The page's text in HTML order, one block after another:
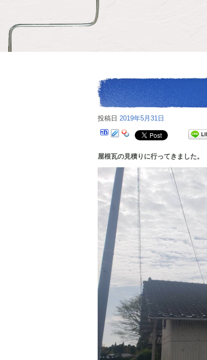
投稿日 2019年5月31日
屋根瓦の見積りに行ってきました。